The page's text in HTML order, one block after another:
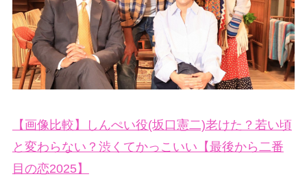
【画像比較】しんぺい役(坂口憲二)老けた？若い頃
と変わらない？渋くてかっこいい【最後から二番
目の恋2025】